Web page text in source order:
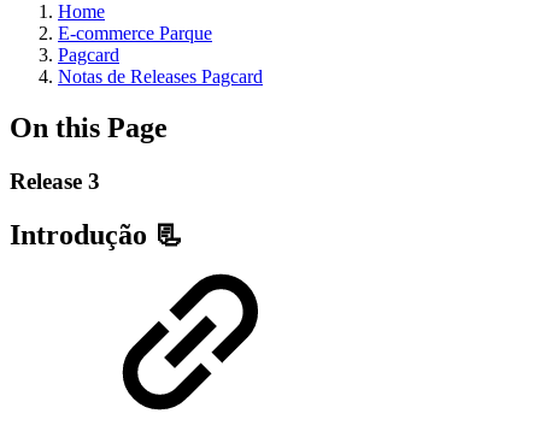
Home
E-commerce Parque
Pagcard
Notas de Releases Pagcard
On this Page
Release 3
Introdução 📃